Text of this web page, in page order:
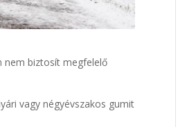
nem biztosít megfelelő
vagy négyévszakos gumit